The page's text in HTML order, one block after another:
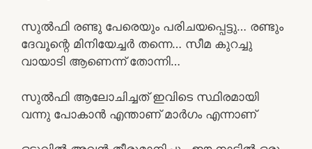
സുൽഫി രണ്ടു പേരെയും പരിചയപ്പെട്ടു… രണ്ടും
ദേവൂന്റെ മിനിയേച്ചർ തന്നെ… സീമ കുറച്ചു
വായാടി ആണെന്ന് തോന്നി…
സുൽഫി ആലോചിച്ചത് ഇവിടെ സ്ഥിരമായി
വന്നു പോകാൻ എന്താണ് മാർഗം എന്നാണ്